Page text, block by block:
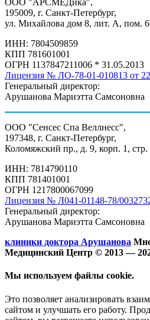
ООО "АРСМЕДика",
195009, г. Санкт-Петербург,
ул. Михайлова дом 8, лит. А, пом.
ИНН: 7804509859
КПП 781601001
ОГРН 1137847211006 * 31.05.2013
Лицензия № ЛО-78-01-010813 от
Генеральный директор:
Арушанова Мариэтта Самсоновна
ООО "Сенсес Спа Веллнесс",
197348, г. Санкт-Петербург,
Коломяжский пр., д. 9, корп. 1,
ИНН: 7814790110
КПП 781401001
ОГРН 1217800067099
Лицензия № Л041-01148-78/
Генеральный директор:
Арушанова Мариэтта Самсоновна
клиники доктора Арушанова
Медицинский Центр © 2013 —
Мы используем файлы cookie.
Это позволяет анализировать
сайтом и улучшать его работу.